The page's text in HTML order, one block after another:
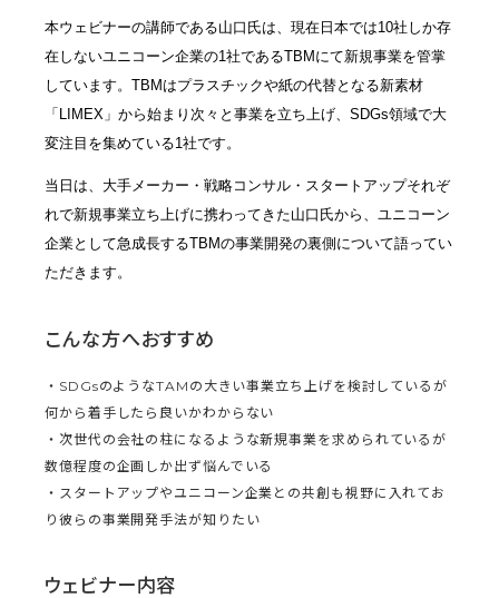
本ウェビナーの講師である山口氏は、現在日本では10社しか存
在しないユニコーン企業の1社であるTBMにて新規事業を管掌
しています。TBMはプラスチックや紙の代替となる新素材
「LIMEX」から始まり次々と事業を立ち上げ、SDGs領域で大
変注目を集めている1社です。
当日は、大手メーカー・戦略コンサル・スタートアップそれぞ
れで新規事業立ち上げに携わってきた山口氏から、ユニコーン
企業として急成長するTBMの事業開発の裏側について語ってい
ただきます。
こんな方へおすすめ
・SDGsのようなTAMの大きい事業立ち上げを検討しているが
何から着手したら良いかわからない
・次世代の会社の柱になるような新規事業を求められているが
数億程度の企画しか出ず悩んでいる
・スタートアップやユニコーン企業との共創も視野に入れてお
り彼らの事業開発手法が知りたい
ウェビナー内容